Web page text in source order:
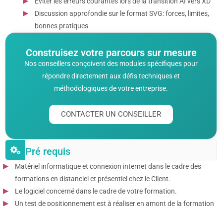
Discussion approfondie sur le format SVG: forces, limites,
bonnes pratiques
Construisez votre parcours sur mesure
Nos conseillers conçoivent des modules spécifiques pour
répondre directement aux défis techniques et
méthodologiques de votre entreprise.
CONTACTER UN CONSEILLER
Pré requis
Matériel informatique et connexion internet dans le cadre des
formations en distanciel et présentiel chez le Client.
Le logiciel concerné dans le cadre de votre formation.
Un test de positionnement est à réaliser en amont de la formation